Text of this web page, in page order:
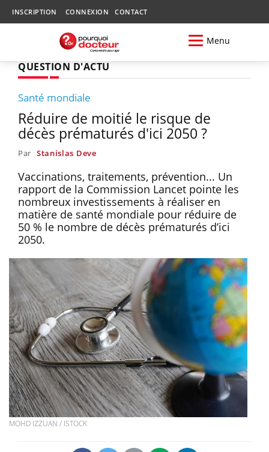
INSCRIPTION CONNEXION CONTACT
Menu
QUESTION D'ACTU
Santé mondiale
Réduire de moitié le risque de
décès prématurés d'ici 2050 ?
Par Stanislas Deve
Vaccinations, traitements, prévention... Un
rapport de la Commission Lancet pointe les
nombreux investissements à réaliser en
matière de santé mondiale pour réduire de
50 % le nombre de décès prématurés d’ici
2050.
MOHD IZZUAN / ISTOCK